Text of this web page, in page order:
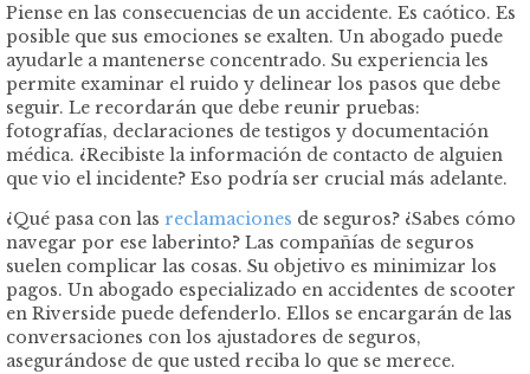
Piense en las consecuencias de un accidente. Es caótico. Es
posible que sus emociones se exalten. Un abogado puede
ayudarle a mantenerse concentrado. Su experiencia les
permite examinar el ruido y delinear los pasos que debe
seguir. Le recordarán que debe reunir pruebas:
fotografías, declaraciones de testigos y documentación
médica. ¿Recibiste la información de contacto de alguien
que vio el incidente? Eso podría ser crucial más adelante.
¿Qué pasa con las reclamaciones de seguros? ¿Sabes cómo
navegar por ese laberinto? Las compañías de seguros
suelen complicar las cosas. Su objetivo es minimizar los
pagos. Un abogado especializado en accidentes de scooter
en Riverside puede defenderlo. Ellos se encargarán de las
conversaciones con los ajustadores de seguros,
asegurándose de que usted reciba lo que se merece.